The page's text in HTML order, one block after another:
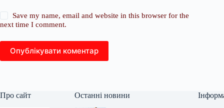
Save my name, email and website in this browser for the
next time I comment.
Опублікувати коментар
Про сайт Останні новини